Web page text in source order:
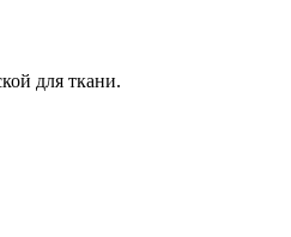
для ткани.